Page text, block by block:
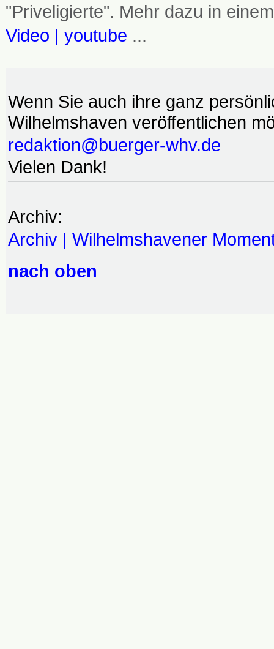
"Priveligierte". Mehr dazu in
Video | youtube ...
Wenn Sie auch ihre ganz
Wilhelmshaven veröffentlichen
redaktion@buerger-whv.de
Vielen Dank!
Archiv:
Archiv | Wilhelmshavener
nach oben